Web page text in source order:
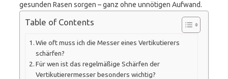
gesunden Rasen sorgen – ganz ohne unnötigen Aufwand.
Table of Contents
Wie oft muss ich die Messer eines Vertikutierers
schärfen?
Für wen ist das regelmäßige Schärfen der
Vertikutierermesser besonders wichtig?